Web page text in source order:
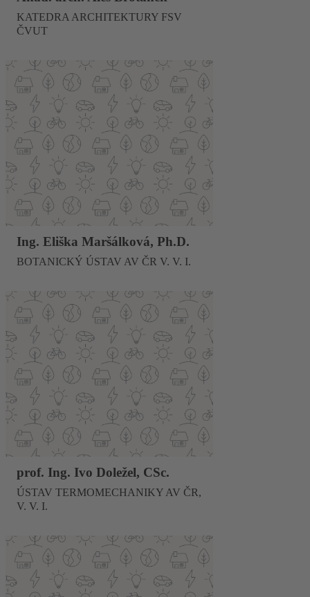
KATEDRA ARCHITEKTURY FSV
ČVUT
Ing. Eliška Maršálková, Ph.D.
BOTANICKÝ ÚSTAV AV ČR V. V. I.
prof. Ing. Ivo Doležel, CSc.
ÚSTAV TERMOMECHANIKY AV ČR,
V. V. I.